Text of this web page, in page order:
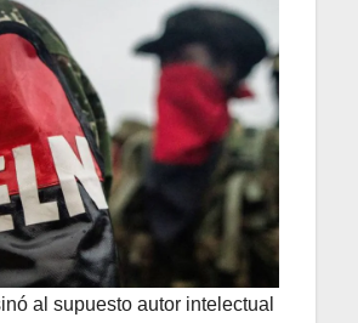
al supuesto autor intelectual